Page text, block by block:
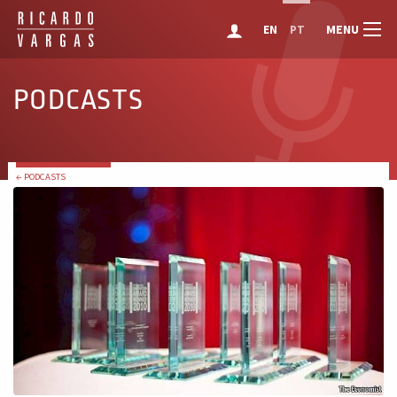
EN PT MENU
PODCASTS
← PODCASTS